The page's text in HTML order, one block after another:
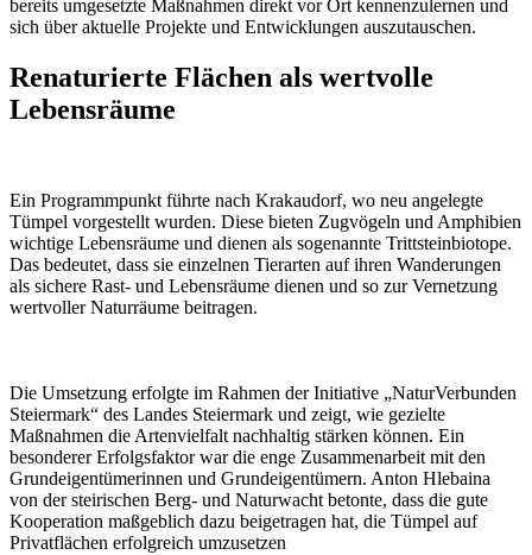
bereits umgesetzte Maßnahmen direkt vor Ort kennenzulernen und
sich über aktuelle Projekte und Entwicklungen auszutauschen.
Renaturierte Flächen als wertvolle
Lebensräume
Ein Programmpunkt führte nach Krakaudorf, wo neu angelegte
Tümpel vorgestellt wurden. Diese bieten Zugvögeln und Amphibien
wichtige Lebensräume und dienen als sogenannte Trittsteinbiotope.
Das bedeutet, dass sie einzelnen Tierarten auf ihren Wanderungen
als sichere Rast- und Lebensräume dienen und so zur Vernetzung
wertvoller Naturräume beitragen.
Die Umsetzung erfolgte im Rahmen der Initiative „NaturVerbunden
Steiermark“ des Landes Steiermark und zeigt, wie gezielte
Maßnahmen die Artenvielfalt nachhaltig stärken können. Ein
besonderer Erfolgsfaktor war die enge Zusammenarbeit mit den
Grundeigentümerinnen und Grundeigentümern. Anton Hlebaina
von der steirischen Berg- und Naturwacht betonte, dass die gute
Kooperation maßgeblich dazu beigetragen hat, die Tümpel auf
Privatflächen erfolgreich umzusetzen